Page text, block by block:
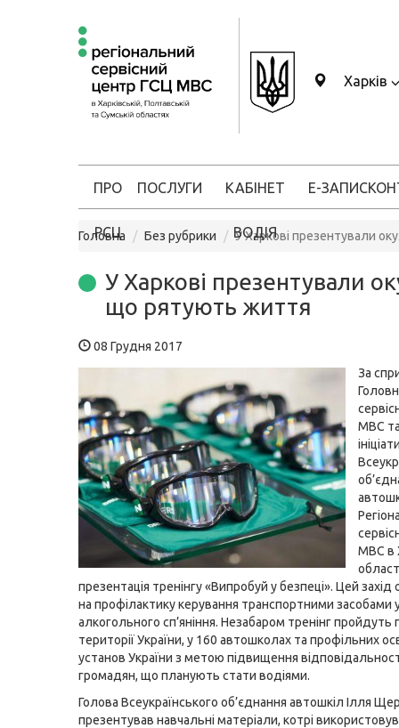
Харків
ПРО
РСЦ
ПОСЛУГИ КАБІНЕТ
ВОДІЯ
Е-ЗАПИС
Головна Без рубрики У Харкові презентували
У Харкові презентували
що рятують життя
08 Грудня 2017
За
МВС
МВС в
презентація тренінгу «Випробуй у безпеці». Цей захід
на профілактику керування транспортними засобами у
алкогольного сп’яніння. Незабаром тренінг пройдуть
території України, у 160 автошколах та профільних
установ України з метою підвищення
громадян, що планують стати водіями.
Голова Всеукраїнського об’єднання автошкіл Ілля
презентував навчальні матеріали, котрі